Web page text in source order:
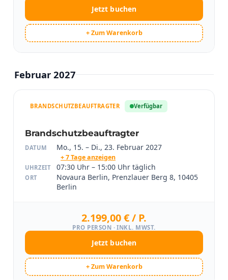
Jetzt buchen
+ Zum Warenkorb
Februar 2027
BRANDSCHUTZBEAUFTRAGTER Verfügbar
Brandschutzbeauftragter
DATUM Mo., 15. – Di., 23. Februar 2027
+ 7 Tage anzeigen
UHRZEIT 07:30 Uhr – 15:00 Uhr täglich
ORT
Novaura Berlin, Prenzlauer Berg 8, 10405
Berlin
2.199,00 € / P.
PRO PERSON · INKL. MWST.
Jetzt buchen
+ Zum Warenkorb